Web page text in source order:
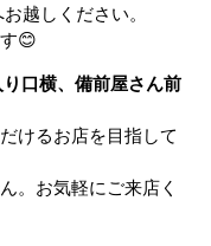
越しください。
😊
口横、備前屋さん前
けるお店を目指して
。お気軽にご来店く